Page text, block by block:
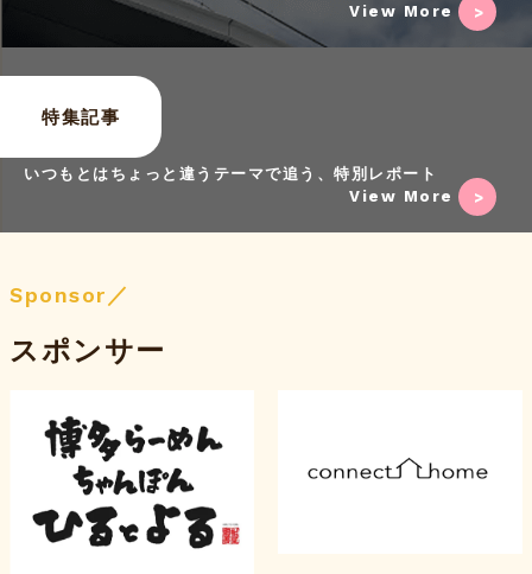
View More
特集記事
いつもとはちょっと違うテーマで追う、特別レポート
View More
Sponsor／
スポンサー